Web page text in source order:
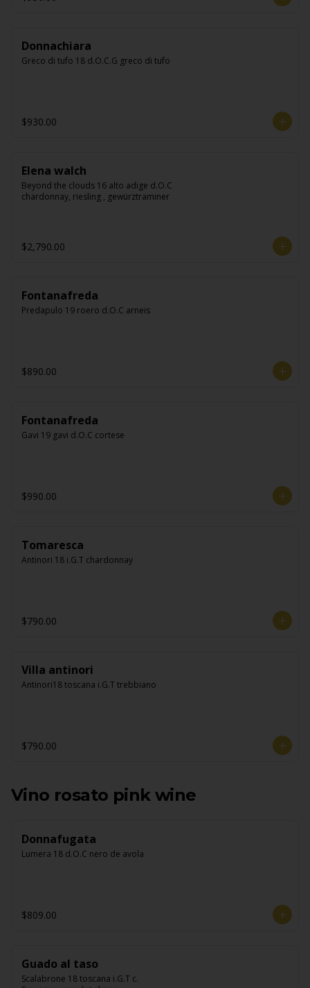
Donnachiara
Greco di tufo 18 d.O.C.G greco di tufo
$930.00
Elena walch
Beyond the clouds 16 alto adige d.O.C
chardonnay, riesling , gewürztraminer
$2,790.00
Fontanafreda
Predapulo 19 roero d.O.C arneis
$890.00
Fontanafreda
Gavi 19 gavi d.O.C cortese
$990.00
Tomaresca
Antinori 18 i.G.T chardonnay
$790.00
Villa antinori
Antinori18 toscana i.G.T trebbiano
$790.00
Vino rosato pink wine
Donnafugata
Lumera 18 d.O.C nero de avola
$809.00
Guado al taso
Scalabrone 18 toscana i.G.T c.